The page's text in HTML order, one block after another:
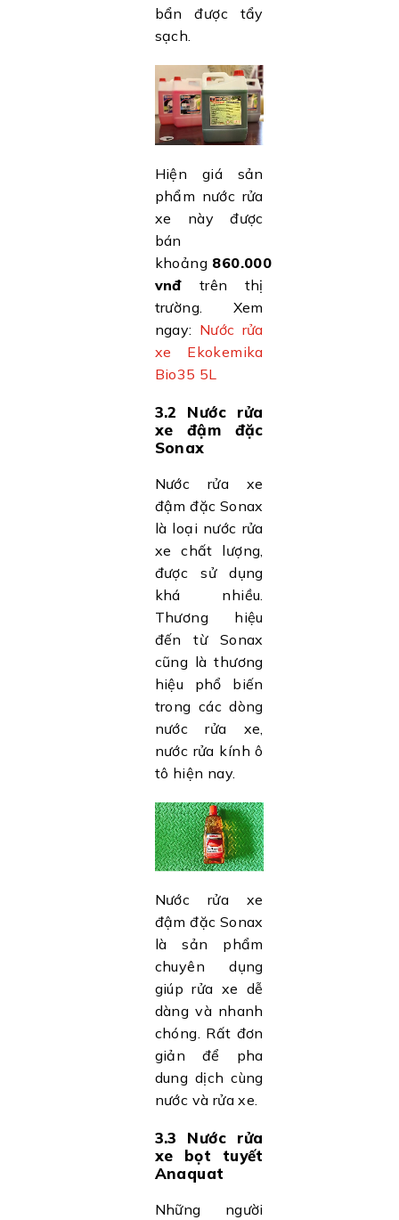
bẩn được tẩy
sạch.
Hiện giá sản
phẩm nước rửa
xe này được
bán
khoảng 860.000
vnđ trên thị
trường. Xem
ngay: Nước rửa
xe Ekokemika
Bio35 5L
3.2 Nước rửa
xe đậm đặc
Sonax
Nước rửa xe
đậm đặc Sonax
là loại nước rửa
xe chất lượng,
được sử dụng
khá nhiều.
Thương hiệu
đến từ Sonax
cũng là thương
hiệu phổ biến
trong các dòng
nước rửa xe,
nước rửa kính ô
tô hiện nay.
Nước rửa xe
đậm đặc Sonax
là sản phẩm
chuyên dụng
giúp rửa xe dễ
dàng và nhanh
chóng. Rất đơn
giản để pha
dung dịch cùng
nước và rửa xe.
3.3 Nước rửa
xe bọt tuyết
Anaquat
Những người